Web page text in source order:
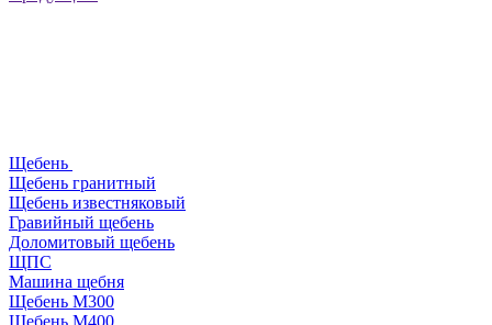
Щебень
Щебень гранитный
Щебень известняковый
Гравийный щебень
Доломитовый щебень
ЩПС
Машина щебня
Щебень М300
Щебень М400